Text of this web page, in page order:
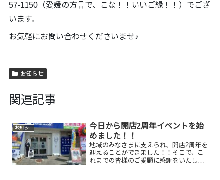
57-1150（愛媛の方言で、こな！！いいご縁！！）でござ
います。
お気軽にお問い合わせくださいませ♪
お知らせ
関連記事
お知らせ
今日から開店2周年イベントを始
めました！！
地域のみなさまに支えられ、開店2周年を
迎えることができました！！そこで、こ
れまでの皆様のご愛顧に感謝をいたしま